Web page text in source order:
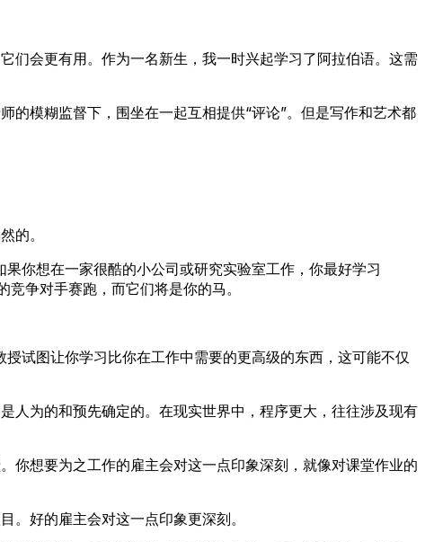
们会更有用。作为一名新生，我一时兴起学习了阿拉伯语。这需
的模糊监督下，围坐在一起互相提供“评论”。但是写作和艺术都
的。
果你想在一家很酷的小公司或研究实验室工作，你最好学习
争对手赛跑，而它们将是你的马。
试图让你学习比你在工作中需要的更高级的东西，这可能不仅
人为的和预先确定的。在现实世界中，程序更大，往往涉及现有
你想要为之工作的雇主会对这一点印象深刻，就像对课堂作业的
好的雇主会对这一点印象更深刻。